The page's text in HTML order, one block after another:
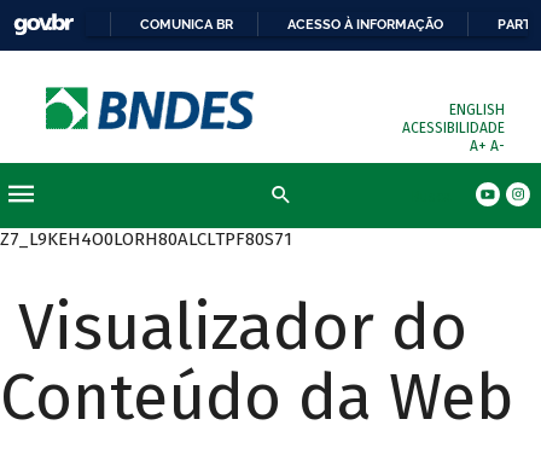
COMUNICA BR ACESSO À INFORMAÇÃO
ENGLISH
ACESSIBILIDADE
A+ A-
Z7_L9KEH4O0LORH80ALCLTPF80S71
Visualizador do
Conteúdo da Web